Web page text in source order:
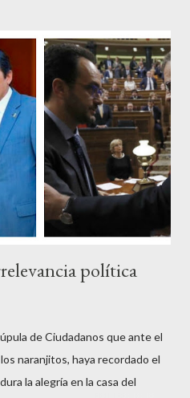
cuales no han pagado jamás un
por no haber tenido
salir a la calle revestidos de la
ciudadana” y con su actitud
“movimiento 15M” y lo
una plaza pública y allí sentaron
política
de Ciudadanos que ante el
naranjitos, haya recordado el
la alegría en la casa del